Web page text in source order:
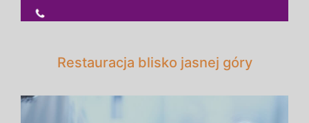
Restauracja blisko jasnej góry